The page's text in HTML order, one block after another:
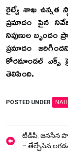
రైల్వే శాఖ ఉన్నత
ప్రమాదం పైన
నిపుణుల బృందం
ప్రమాదం
కోరమాండల్ ఎక్స్
తెలిపింది.
POSTED UNDER
Postటీడీపీ, జనసేన
– తేల్చేసిన